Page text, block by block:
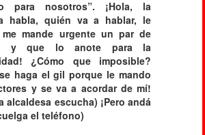
para nosotros”. ¡Hola, la
habla, quién va a hablar, le
mande urgente un par de
y que lo anote para la
¿Cómo que imposible?
haga el gil porque le mando
y se va a acordar de mí!
alcaldesa escucha) ¡Pero andá
el teléfono)